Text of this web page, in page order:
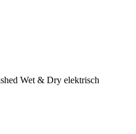
Wet & Dry elektrisch